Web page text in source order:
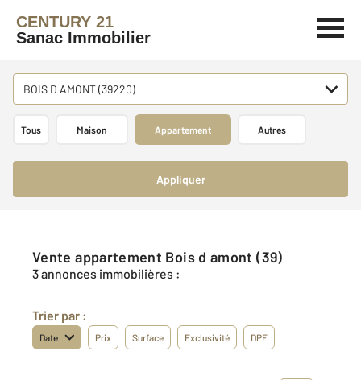
CENTURY 21
Sanac Immobilier
BOIS D AMONT (39220)
Tous Maison Appartement Autres
Appliquer
Vente appartement Bois d amont (39)
3 annonces immobilières :
Trier par :
Date Prix Surface Exclusivité DPE